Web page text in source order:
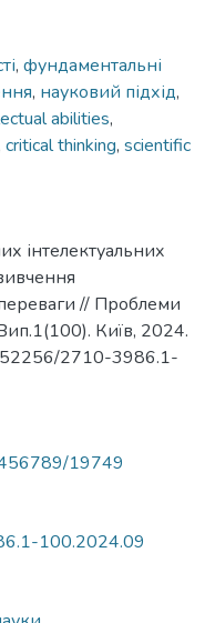
, фундаментальні
, науковий підхід,
abilities,
critical thinking, scientific
інтелектуальних
// Проблеми
Київ, 2024.
2710-3986.1-
19749
100.2024.09